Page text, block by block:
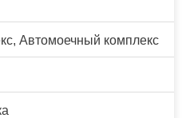
Автомоечный комплекс